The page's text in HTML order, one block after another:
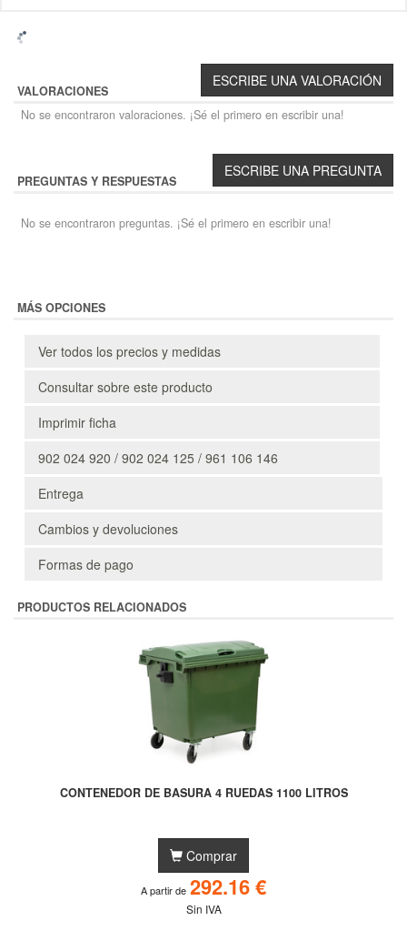
VALORACIONES
No se encontraron valoraciones. ¡Sé el primero en escribir una!
PREGUNTAS Y RESPUESTAS
No se encontraron preguntas. ¡Sé el primero en escribir una!
MÁS OPCIONES
Ver todos los precios y medidas
Consultar sobre este producto
Imprimir ficha
902 024 920 / 902 024 125 / 961 106 146
Entrega
Cambios y devoluciones
Formas de pago
PRODUCTOS RELACIONADOS
CONTENEDOR DE BASURA 4 RUEDAS 1100 LITROS
Comprar
A partir de 292.16 €
Sin IVA